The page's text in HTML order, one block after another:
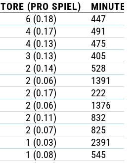
TORE (PRO SPIEL)
6 (0.18)
447
4 (0.17)
491
4 (0.13)
475
3 (0.13)
405
2 (0.14)
528
2 (0.06)
1391
2 (0.17)
222
2 (0.06)
1376
2 (0.11)
832
2 (0.07)
825
1 (0.03)
2391
1 (0.08)
545